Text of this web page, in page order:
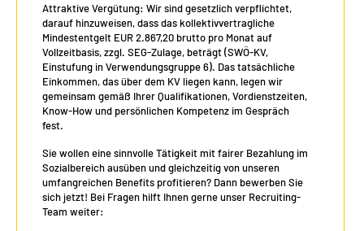
Attraktive Vergütung: Wir sind gesetzlich verpflichtet,
darauf hinzuweisen, dass das kollektivvertragliche
Mindestentgelt EUR 2.867,20 brutto pro Monat auf
Vollzeitbasis, zzgl. SEG-Zulage, beträgt (SWÖ-KV,
Einstufung in Verwendungsgruppe 6). Das tatsächliche
Einkommen, das über dem KV liegen kann, legen wir
gemeinsam gemäß Ihrer Qualifikationen, Vordienstzeiten,
Know-How und persönlichen Kompetenz im Gespräch
fest.
Sie wollen eine sinnvolle Tätigkeit mit fairer Bezahlung im
Sozialbereich ausüben und gleichzeitig von unseren
umfangreichen Benefits profitieren? Dann bewerben Sie
sich jetzt! Bei Fragen hilft Ihnen gerne unser Recruiting-
Team weiter: